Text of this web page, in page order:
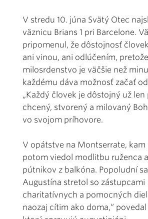
V stredu 10. júna Svätý Otec
väznicu Brians 1 pri Barcelone.
pripomenul, že dôstojnosť
ani vinou, ani odlúčením,
milosrdenstvo je väčšie než
každému dáva možnosť začať
„Každý človek je dôstojný už len
chcený, stvorený a milovaný
vo svojom príhovore.
V opátstve na Montserrate, kam
potom viedol modlitbu ruženca
pútnikov z balkóna. Popoludní
Augustína stretol so zástupcami
charitatívnych a pomocných
naozaj cítim ako doma,“